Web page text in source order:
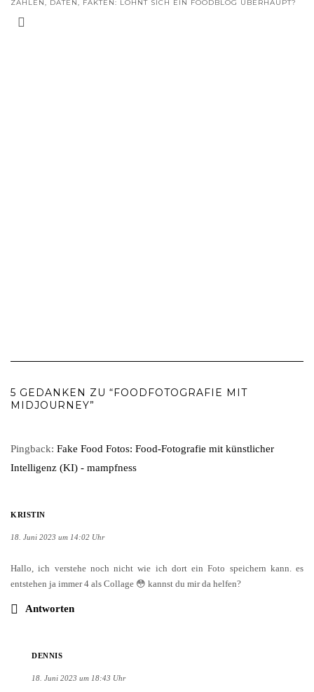
ZAHLEN, DATEN, FAKTEN: LOHNT SICH EIN FOODBLOG ÜBERHAUPT?
5 GEDANKEN ZU “FOODFOTOGRAFIE MIT
MIDJOURNEY”
Pingback: Fake Food Fotos: Food-Fotografie mit künstlicher
Intelligenz (KI) - mampfness
KRISTIN
18. Juni 2023 um 14:02 Uhr
Hallo, ich verstehe noch nicht wie ich dort ein Foto speichern kann. es
entstehen ja immer 4 als Collage 😳 kannst du mir da helfen?
Antworten
DENNIS
18. Juni 2023 um 18:43 Uhr